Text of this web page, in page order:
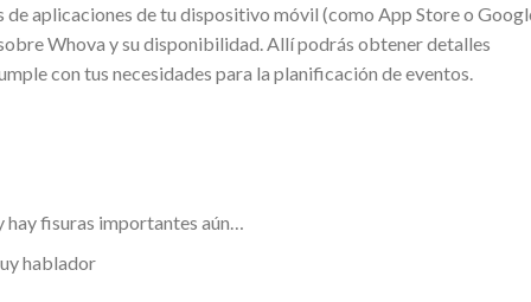
de aplicaciones de tu dispositivo móvil (como App Store o
Whova y su disponibilidad. Allí podrás obtener detalles
con tus necesidades para la planificación de eventos.
fisuras importantes aún…
hablador